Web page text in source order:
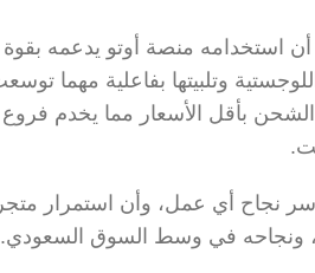
ونجاحه في وسط السوق السعودي.